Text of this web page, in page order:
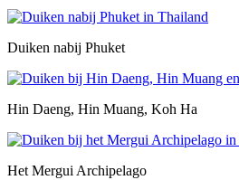
Duiken nabij Phuket
Hin Daeng, Hin Muang, Koh Ha
Het Mergui Archipelago